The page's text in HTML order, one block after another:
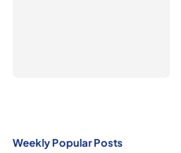
Weekly Popular Posts